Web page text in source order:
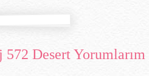
Desert Yorumlarım